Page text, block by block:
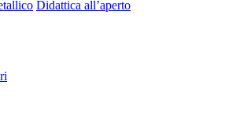
Didattica all’aperto